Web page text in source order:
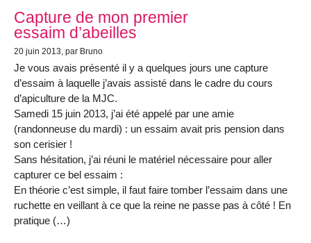
Capture de mon premier
essaim d’abeilles
20 juin 2013, par Bruno
Je vous avais présenté il y a quelques jours une capture
d’essaim à laquelle j’avais assisté dans le cadre du cours
d’apiculture de la MJC.
Samedi 15 juin 2013, j’ai été appelé par une amie
(randonneuse du mardi) : un essaim avait pris pension dans
son cerisier !
Sans hésitation, j’ai réuni le matériel nécessaire pour aller
capturer ce bel essaim :
En théorie c’est simple, il faut faire tomber l’essaim dans une
ruchette en veillant à ce que la reine ne passe pas à côté ! En
pratique (…)